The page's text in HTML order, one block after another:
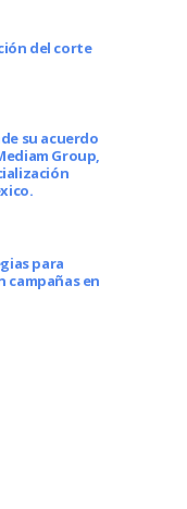
del corte
su acuerdo
Group,
para
campañas en